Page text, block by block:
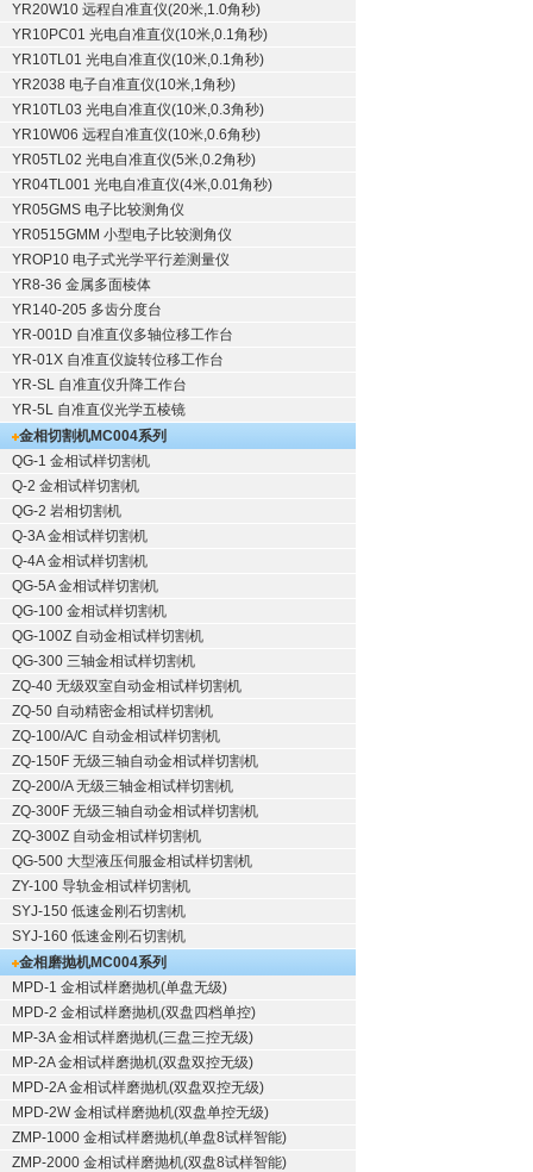
YR20W10 远程自准直仪(20米,1.0角秒)
YR10PC01 光电自准直仪(10米,0.1角秒)
YR10TL01 光电自准直仪(10米,0.1角秒)
YR2038 电子自准直仪(10米,1角秒)
YR10TL03 光电自准直仪(10米,0.3角秒)
YR10W06 远程自准直仪(10米,0.6角秒)
YR05TL02 光电自准直仪(5米,0.2角秒)
YR04TL001 光电自准直仪(4米,0.01角秒)
YR05GMS 电子比较测角仪
YR0515GMM 小型电子比较测角仪
YROP10 电子式光学平行差测量仪
YR8-36 金属多面棱体
YR140-205 多齿分度台
YR-001D 自准直仪多轴位移工作台
YR-01X 自准直仪旋转位移工作台
YR-SL 自准直仪升降工作台
YR-5L 自准直仪光学五棱镜
金相切割机MC004系列
QG-1 金相试样切割机
Q-2 金相试样切割机
QG-2 岩相切割机
Q-3A 金相试样切割机
Q-4A 金相试样切割机
QG-5A 金相试样切割机
QG-100 金相试样切割机
QG-100Z 自动金相试样切割机
QG-300 三轴金相试样切割机
ZQ-40 无级双室自动金相试样切割机
ZQ-50 自动精密金相试样切割机
ZQ-100/A/C 自动金相试样切割机
ZQ-150F 无级三轴自动金相试样切割机
ZQ-200/A 无级三轴金相试样切割机
ZQ-300F 无级三轴自动金相试样切割机
ZQ-300Z 自动金相试样切割机
QG-500 大型液压伺服金相试样切割机
ZY-100 导轨金相试样切割机
SYJ-150 低速金刚石切割机
SYJ-160 低速金刚石切割机
金相磨抛机MC004系列
MPD-1 金相试样磨抛机(单盘无级)
MPD-2 金相试样磨抛机(双盘四档单控)
MP-3A 金相试样磨抛机(三盘三控无级)
MP-2A 金相试样磨抛机(双盘双控无级)
MPD-2A 金相试样磨抛机(双盘双控无级)
MPD-2W 金相试样磨抛机(双盘单控无级)
ZMP-1000 金相试样磨抛机(单盘8试样智能)
ZMP-2000 金相试样磨抛机(双盘8试样智能)